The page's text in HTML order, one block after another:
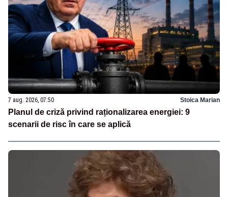
7 aug. 2026, 07:50 Stoica Marian
Planul de criză privind raționalizarea energiei: 9
scenarii de risc în care se aplică